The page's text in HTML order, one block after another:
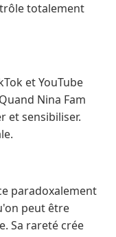
totalement
et YouTube
Nina Fam
et sensibiliser.
paradoxalement
peut être
Sa rareté crée